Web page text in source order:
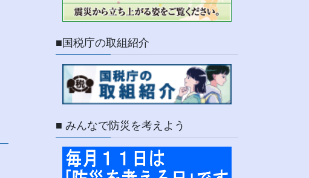
■国税庁の取組紹介
■ みんなで防災を考えよう